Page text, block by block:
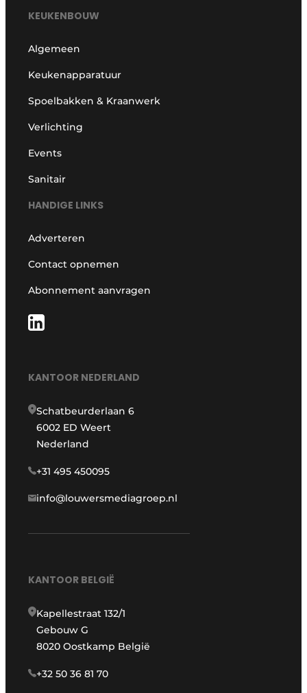
KEUKENBOUW
Algemeen
Keukenapparatuur
Spoelbakken & Kraanwerk
Verlichting
Events
Sanitair
HANDIGE LINKS
Adverteren
Contact opnemen
Abonnement aanvragen
KANTOOR NEDERLAND
Schatbeurderlaan 6
6002 ED Weert
Nederland
+31 495 450095
info@louwersmediagroep.nl
KANTOOR BELGIË
Kapellestraat 132/1
Gebouw G
8020 Oostkamp België
+32 50 36 81 70